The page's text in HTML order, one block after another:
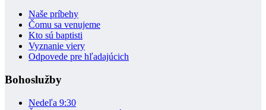
Naše príbehy
Čomu sa venujeme
Kto sú baptisti
Vyznanie viery
Odpovede pre hľadajúcich
Bohoslužby
Nedeľa 9:30